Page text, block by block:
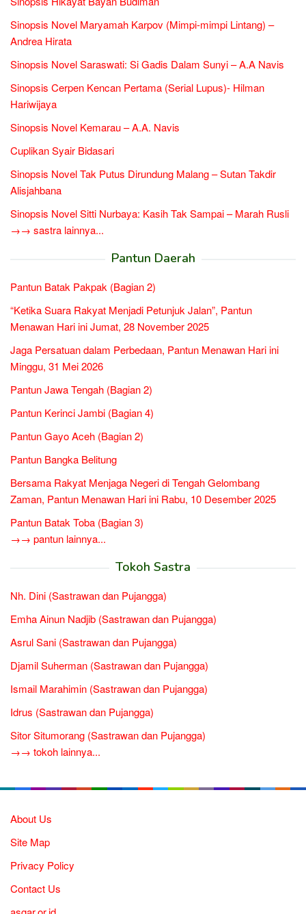
Sinopsis Novel Maryamah Karpov (Mimpi-mimpi Lintang) –
Andrea Hirata
Sinopsis Novel Saraswati: Si Gadis Dalam Sunyi – A.A Navis
Sinopsis Cerpen Kencan Pertama (Serial Lupus)- Hilman
Hariwijaya
Sinopsis Novel Kemarau – A.A. Navis
Cuplikan Syair Bidasari
Sinopsis Novel Tak Putus Dirundung Malang – Sutan Takdir
Alisjahbana
Sinopsis Novel Sitti Nurbaya: Kasih Tak Sampai – Marah Rusli
→→ sastra lainnya...
Pantun Daerah
Pantun Batak Pakpak (Bagian 2)
“Ketika Suara Rakyat Menjadi Petunjuk Jalan”, Pantun
Menawan Hari ini Jumat, 28 November 2025
Jaga Persatuan dalam Perbedaan, Pantun Menawan Hari ini
Minggu, 31 Mei 2026
Pantun Jawa Tengah (Bagian 2)
Pantun Kerinci Jambi (Bagian 4)
Pantun Gayo Aceh (Bagian 2)
Pantun Bangka Belitung
Bersama Rakyat Menjaga Negeri di Tengah Gelombang
Zaman, Pantun Menawan Hari ini Rabu, 10 Desember 2025
Pantun Batak Toba (Bagian 3)
→→ pantun lainnya...
Tokoh Sastra
Nh. Dini (Sastrawan dan Pujangga)
Emha Ainun Nadjib (Sastrawan dan Pujangga)
Asrul Sani (Sastrawan dan Pujangga)
Djamil Suherman (Sastrawan dan Pujangga)
Ismail Marahimin (Sastrawan dan Pujangga)
Idrus (Sastrawan dan Pujangga)
Sitor Situmorang (Sastrawan dan Pujangga)
→→ tokoh lainnya...
About Us
Site Map
Privacy Policy
Contact Us